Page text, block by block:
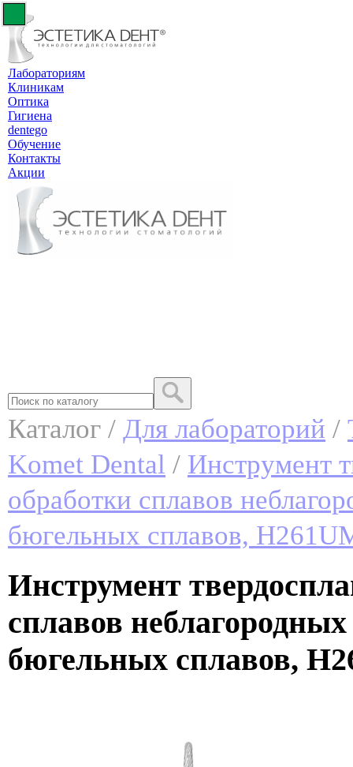
Лабораториям
Клиникам
Оптика
Гигиена
dentego
Обучение
Контакты
Акции
Каталог / Для лабораторий /
Komet Dental / Инструмент
обработки сплавов
бюгельных сплавов,
Инструмент
сплавов
бюгельных сплавов,